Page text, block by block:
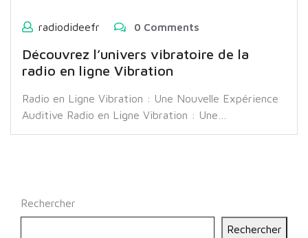
radiodideefr 0 Comments
Découvrez l’univers vibratoire de la
radio en ligne Vibration
Radio en Ligne Vibration : Une Nouvelle Expérience
Auditive Radio en Ligne Vibration : Une…
Rechercher
Rechercher